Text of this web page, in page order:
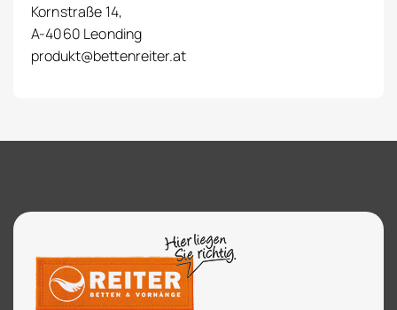
Kornstraße 14,
A-4060 Leonding
produkt@bettenreiter.at